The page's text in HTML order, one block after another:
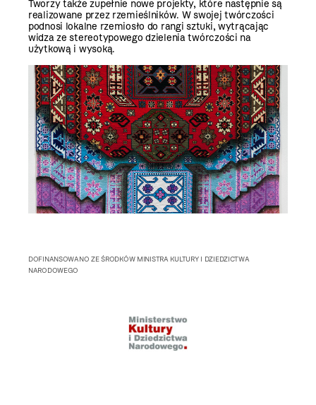
Tworzy także zupełnie nowe projekty, które następnie są
realizowane przez rzemieślników. W swojej twórczości
podnosi lokalne rzemiosło do rangi sztuki, wytrącając
widza ze stereotypowego dzielenia twórczości na
użytkową i wysoką.
DOFINANSOWANO ZE ŚRODKÓW MINISTRA KULTURY I DZIEDZICTWA
NARODOWEGO